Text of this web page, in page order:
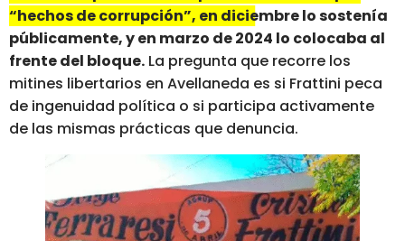
“hechos de corrupción”, en diciembre lo sostenía
públicamente, y en marzo de 2024 lo colocaba al
frente del bloque. La pregunta que recorre los
mitines libertarios en Avellaneda es si Frattini peca
de ingenuidad política o si participa activamente
de las mismas prácticas que denuncia.